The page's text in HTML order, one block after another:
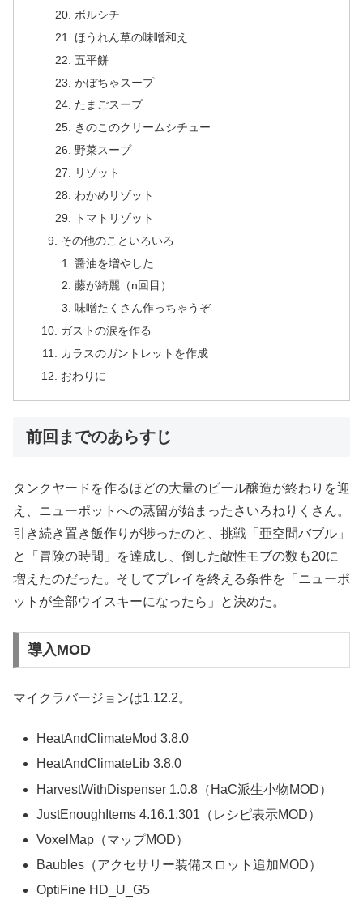
ボルシチ
ほうれん草の味噌和え
五平餅
かぼちゃスープ
たまごスープ
きのこのクリームシチュー
野菜スープ
リゾット
わかめリゾット
トマトリゾット
その他のこといろいろ
醤油を増やした
藤が綺麗（n回目）
味噌たくさん作っちゃうぞ
ガストの涙を作る
カラスのガントレットを作成
おわりに
前回までのあらすじ
タンクヤードを作るほどの大量のビール醸造が終わりを迎
え、ニューポットへの蒸留が始まったさいろねりくさん。
引き続き置き飯作りが捗ったのと、挑戦「亜空間バブル」
と「冒険の時間」を達成し、倒した敵性モブの数も20に
増えたのだった。そしてプレイを終える条件を「ニューポ
ットが全部ウイスキーになったら」と決めた。
導入MOD
マイクラバージョンは1.12.2。
HeatAndClimateMod 3.8.0
HeatAndClimateLib 3.8.0
HarvestWithDispenser 1.0.8（HaC派生小物MOD）
JustEnoughItems 4.16.1.301（レシピ表示MOD）
VoxelMap（マップMOD）
Baubles（アクセサリー装備スロット追加MOD）
OptiFine HD_U_G5